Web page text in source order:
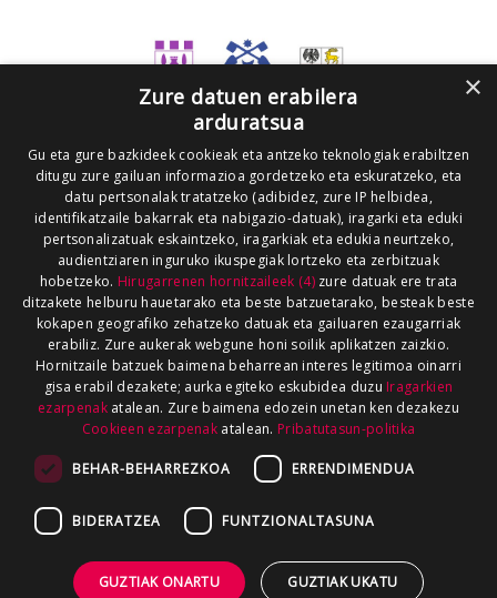
×
Zure datuen erabilera
arduratsua
Gu eta gure bazkideek cookieak eta antzeko teknologiak erabiltzen
ditugu zure gailuan informazioa gordetzeko eta eskuratzeko, eta
datu pertsonalak tratatzeko (adibidez, zure IP helbidea,
identifikatzaile bakarrak eta nabigazio-datuak), iragarki eta eduki
pertsonalizatuak eskaintzeko, iragarkiak eta edukia neurtzeko,
audientziaren inguruko ikuspegiak lortzeko eta zerbitzuak
hobetzeko. Hirugarrenen hornitzaileek (4)zure datuak ere trata
ditzakete helburu hauetarako eta beste batzuetarako, besteak beste
kokapen geografiko zehatzeko datuak eta gailuaren ezaugarriak
erabiliz. Zure aukerak webgune honi soilik aplikatzen zaizkio.
Hornitzaile batzuek baimena beharrean interes legitimoa oinarri
gisa erabil dezakete; aurka egiteko eskubidea duzu Iragarkien
ezarpenakatalean. Zure baimena edozein unetan ken dezakezu
Cookieen ezarpenak atalean. Pribatutasun-politika
BEHAR-BEHARREZKOA ERRENDIMENDUA
BIDERATZEA FUNTZIONALTASUNA
GUZTIAK ONARTU GUZTIAK UKATU